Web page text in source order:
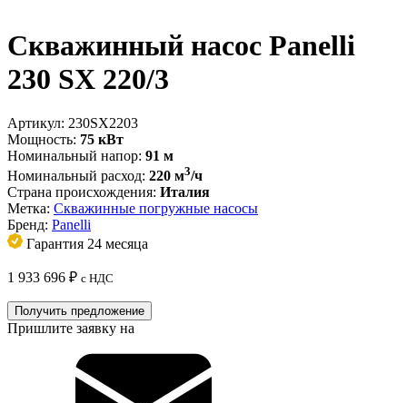
Скважинный насос Panelli
230 SX 220/3
Артикул: 230SX2203
Мощность: 75 кВт
Номинальный напор: 91 м
Номинальный расход: 220 м3/ч
Страна происхождения: Италия
Метка: Скважинные погружные насосы
Бренд: Panelli
Гарантия 24 месяца
1 933 696 ₽ с НДС
Получить предложение
Пришлите заявку на